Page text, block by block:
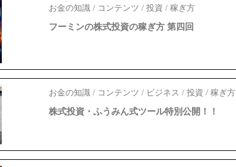
フーミンの株式投資の稼ぎ方 第四回
お金の知識 / コンテンツ / 投資 / 稼ぎ方
株式投資・ふうみん式ツール特別公開！！
お金の知識 / コンテンツ / ビジネス / 投資 / 稼ぎ方